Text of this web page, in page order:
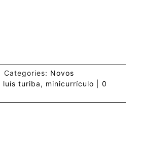
Categories: Novos
luís turiba, minicurrículo
0